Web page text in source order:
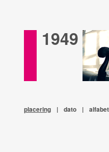
1949
placering | dato |